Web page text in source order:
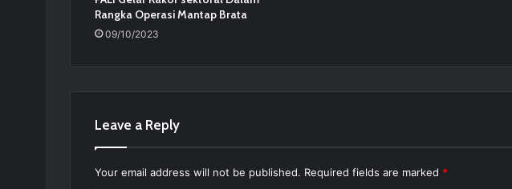
Rangka Operasi Mantap Brata
09/10/2023
Leave a Reply
Your email address will not be published. Required fields are marked *